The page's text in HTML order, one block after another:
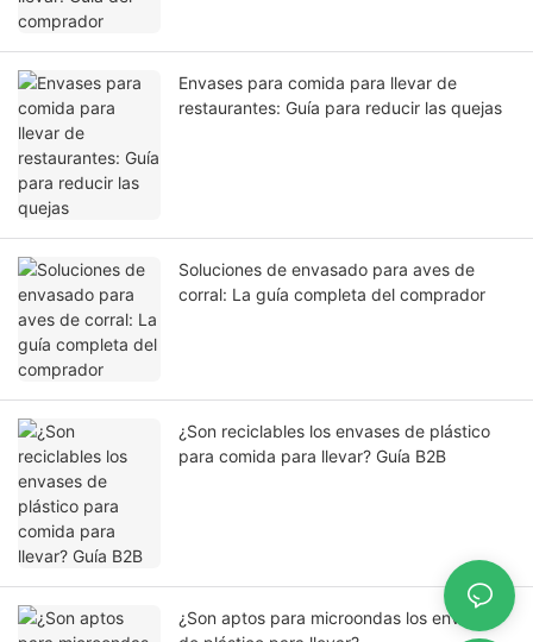
Envases para comida para llevar de
restaurantes: Guía para reducir las quejas
Soluciones de envasado para aves de
corral: La guía completa del comprador
¿Son reciclables los envases de plástico
para comida para llevar? Guía B2B
¿Son aptos para microondas los envases